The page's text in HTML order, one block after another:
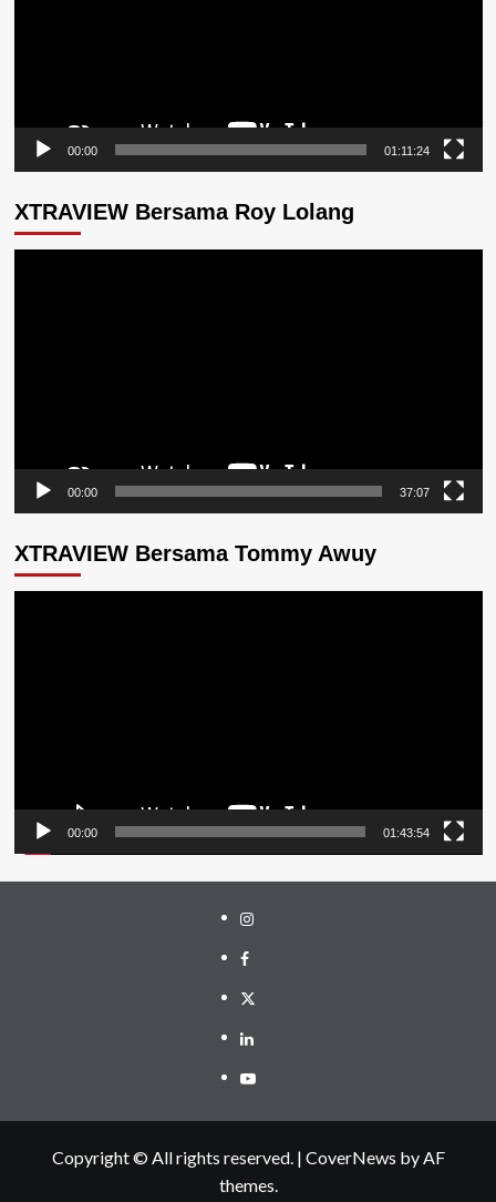
00:00 01:11:24
XTRAVIEW Bersama Roy Lolang
00:00 37:07
XTRAVIEW Bersama Tommy Awuy
00:00 01:43:54
Instagram
Facebook
Twitter
Linkedin
Youtube
Copyright © All rights reserved. | CoverNews by AF
themes.